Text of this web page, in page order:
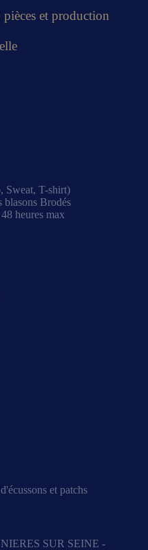
et production
Sweat, T-shirt)
blasons Brodés
heures max
et patchs
SUR SEINE -